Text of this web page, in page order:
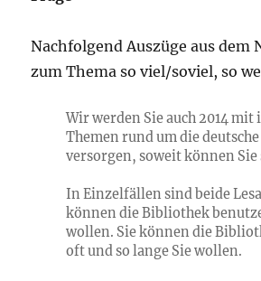
Nachfolgend Auszüge aus
zum Thema so viel/soviel, so
Wir werden Sie auch 2014 mit
Themen rund um die deutsche
versorgen, soweit können Sie
In Einzelfällen sind beide
können die Bibliothek
wollen. Sie können die
oft und so lange Sie wollen.